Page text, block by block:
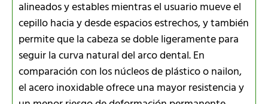
alineados y estables mientras el usuario mueve el
cepillo hacia y desde espacios estrechos, y también
permite que la cabeza se doble ligeramente para
seguir la curva natural del arco dental. En
comparación con los núcleos de plástico o nailon,
el acero inoxidable ofrece una mayor resistencia y